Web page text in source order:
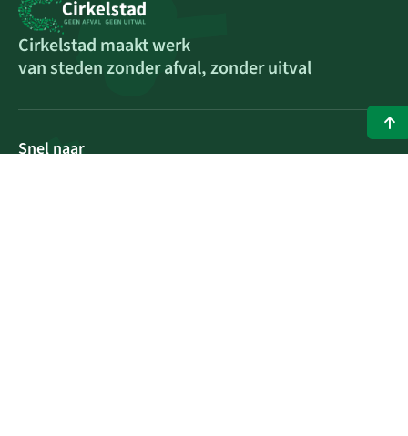
Cirkelstad maakt werk
van steden zonder afval, zonder uitval
Snel naar